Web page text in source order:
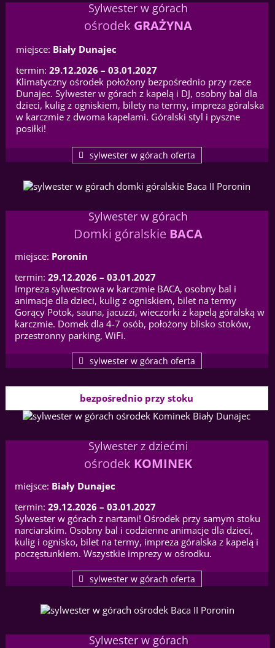
Sylwester w górach
ośrodekGRAŻYNA
miejsce: Biały Dunajec
termin: 29.12.2026 – 03.01.2027
Klimatyczny ośrodek położony bezpośrednio przy rzece
Dunajec. Sylwester w górach z kapelą i DJ, osobny bal dla
dzieci, kulig z ogniskiem, bilety na termy, impreza góralska
w karczmie z dwoma kapelami. Góralski styl i pyszne
posiłki!
sylwester w górach oferta
Sylwester w górach
Domki góralskieBACA
miejsce: Poronin
termin: 29.12.2026 – 03.01.2027
Impreza sylwestrowa w karczmie BACA, osobny bal i
animacje dla dzieci, kulig z ogniskiem, bilet na termy
Gorący Potok, sauna, jacuzzi, wieczorki z kapelą góralską w
karczmie. Domek dla 4-7 osób, położony blisko stoków,
przestronny parking, WiFi.
sylwester w górach oferta
bezpośrednio przy stoku
Sylwester z dziećmi
ośrodekKOMINEK
miejsce: Biały Dunajec
termin: 29.12.2026 – 03.01.2027
Sylwester w górach z nartami! Ośrodek przy samym stoku
narciarskim. Osobny bal i codzienne animacje dla dzieci,
kulig i ognisko, bilet na termy, impreza góralska z kapelą i
poczęstunkiem. Wszystkie imprezy w ośrodku.
sylwester w górach oferta
Sylwester w górach